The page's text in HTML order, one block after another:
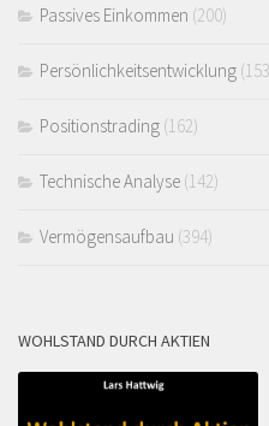
Passives Einkommen (200)
Persönlichkeitsentwicklung
Positionstrading (162)
Technische Analyse (142)
Vermögensaufbau (394)
WOHLSTAND DURCH AKTIEN